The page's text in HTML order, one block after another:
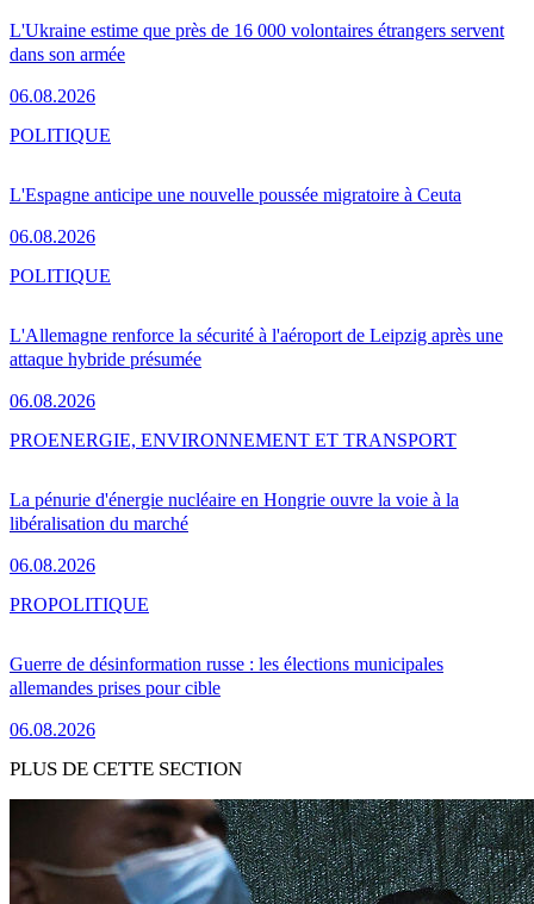
L'Ukraine estime que près de 16 000 volontaires étrangers servent
dans son armée
06.08.2026
L'Espagne anticipe une nouvelle poussée migratoire à Ceuta
06.08.2026
POLITIQUE
L'Allemagne renforce la sécurité à l'aéroport de Leipzig après une
attaque hybride présumée
06.08.2026
POLITIQUE
La pénurie d'énergie nucléaire en Hongrie ouvre la voie à la
libéralisation du marché
06.08.2026
PROENERGIE, ENVIRONNEMENT ET TRANSPORT
Guerre de désinformation russe : les élections municipales
allemandes prises pour cible
06.08.2026
PROPOLITIQUE
PLUS DE CETTE SECTION